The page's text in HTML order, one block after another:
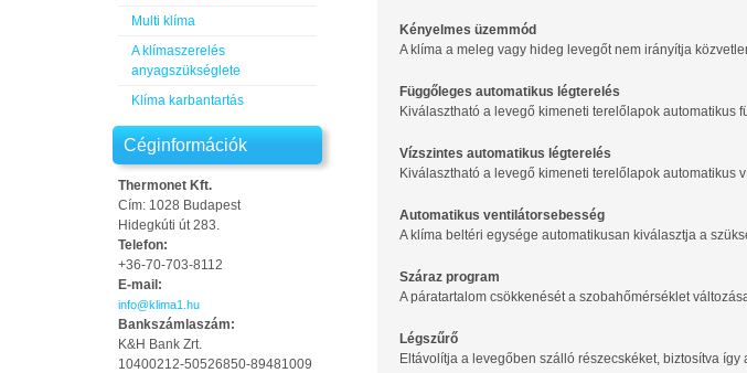
Kényelmes üzemmód
A klíma a meleg vagy hideg levegőt nem irányítja
Függőleges automatikus légterelés
Kiválasztható a levegő kimeneti terelőlapok
Vízszintes automatikus légterelés
Kiválasztható a levegő kimeneti terelőlapok automatikus
Automatikus ventilátorsebesség
A klíma beltéri egysége automatikusan kiválasztja a
Száraz program
A páratartalom csökkenését a szobahőmérséklet
Légszűrő
Eltávolítja a levegőben szálló részecskéket, biztosítva
Multi klíma
A klímaszerelés
anyagszükséglete
Klíma karbantartás
Céginformációk
Thermonet Kft.
Cím: 1028 Budapest
Hidegkúti út 283.
Telefon:
+36-70-703-8112
E-mail:
info@klima1.hu
Bankszámlaszám:
K&H Bank Zrt.
10400212-50526850-89481009